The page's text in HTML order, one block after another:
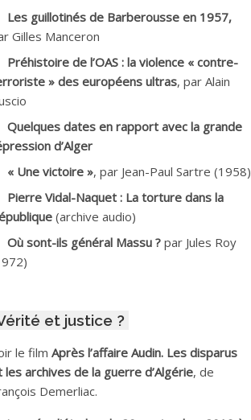
Baghdad*
Boualem*
Rachid
Omar *
Vve AIT SAADA
Mohamed Akli
Les guillotinés de Barberousse en 1957,
Gilles Manceron
Préhistoire de l’OAS : la violence « contre-
» des européens ultras, par Alain
Quelques dates en rapport avec la grande
d’Alger
« Une victoire », par Jean-Paul Sartre (1958)
Pierre Vidal-Naquet : La torture dans la
(archive audio)
Où sont-ils général Massu ? par Jules Roy
et justice ?
le film Après l’affaire Audin. Les disparus
les archives de la guerre d’Algérie, de
Demerliac.